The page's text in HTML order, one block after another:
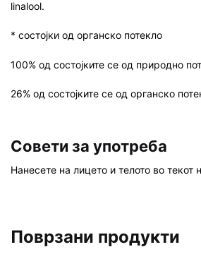
linalool.
* состојки од органско потекло
100% од состојките се од природно
26% од состојките се од органско
Совети за употреба
Нанесете на лицето и телото во текот
Поврзани продукти